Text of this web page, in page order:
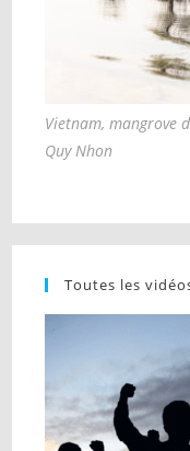
Vietnam, mangrove
Quy Nhon
Toutes les